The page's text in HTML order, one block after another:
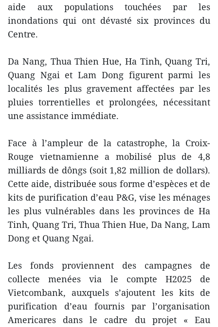
aide aux populations touchées par les
inondations qui ont dévasté six provinces du
Centre.
Da Nang, Thua Thien Hue, Ha Tinh, Quang Tri,
Quang Ngai et Lam Dong figurent parmi les
localités les plus gravement affectées par les
pluies torrentielles et prolongées, nécessitant
une assistance immédiate.
Face à l’ampleur de la catastrophe, la Croix-
Rouge vietnamienne a mobilisé plus de 4,8
milliards de dôngs (soit 1,82 million de dollars).
Cette aide, distribuée sous forme d’espèces et de
kits de purification d’eau P&G, vise les ménages
les plus vulnérables dans les provinces de Ha
Tinh, Quang Tri, Thua Thien Hue, Da Nang, Lam
Dong et Quang Ngai.
Les fonds proviennent des campagnes de
collecte menées via le compte H2025 de
Vietcombank, auxquels s’ajoutent les kits de
purification d’eau fournis par l’organisation
Americares dans le cadre du projet « Eau